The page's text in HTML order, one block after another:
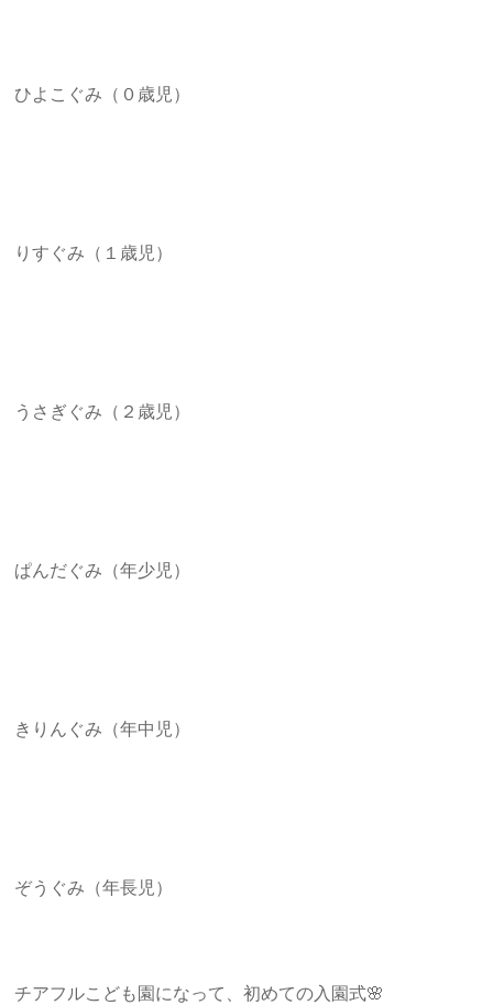
ひよこぐみ（０歳児）
りすぐみ（１歳児）
うさぎぐみ（２歳児）
ぱんだぐみ（年少児）
きりんぐみ（年中児）
ぞうぐみ（年長児）
チアフルこども園になって、初めての入園式🌸